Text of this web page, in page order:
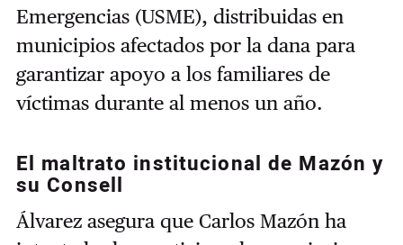
Emergencias (USME), distribuidas en
municipios afectados por la dana para
garantizar apoyo a los familiares de
víctimas durante al menos un año.
El maltrato institucional de Mazón y
su Consell
Álvarez asegura que Carlos Mazón ha